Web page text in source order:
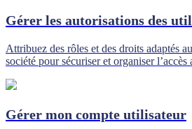
Gérer les autorisations des
Attribuez des rôles et des droits adaptés
société pour sécuriser et organiser l’accès
Gérer mon compte utilisateur